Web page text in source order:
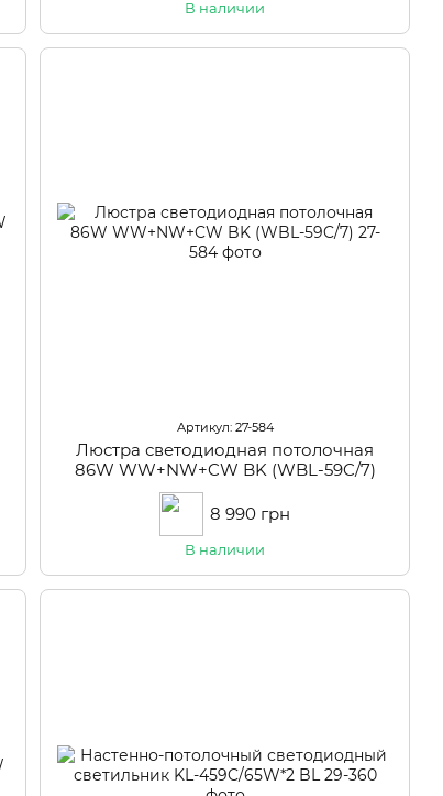
В наличии
Артикул: 27-584
Люстра светодиодная потолочная
86W WW+NW+CW BK (WBL-59C/7)
8 990 грн
В наличии